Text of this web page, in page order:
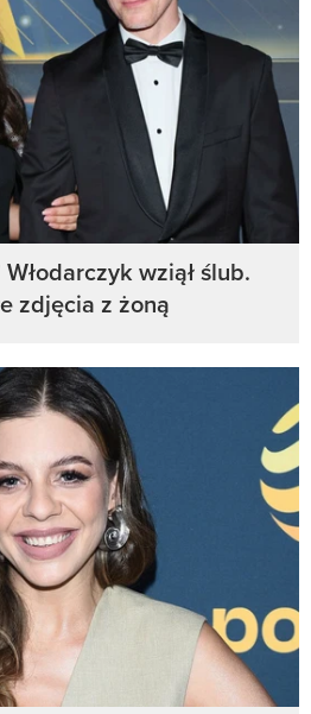
wziął ślub.
zdjęcia z żoną